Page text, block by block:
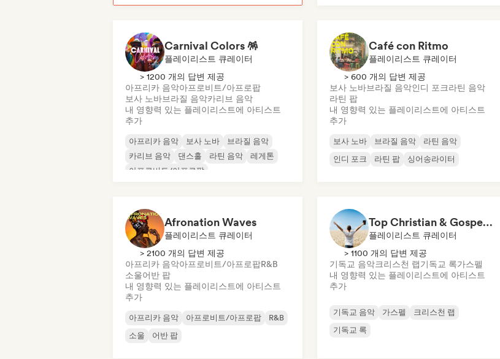
Carnival Colors 🪅
플레이리스트 큐레이터
> 1200 개의 답변 제공
아프리카 음악아프로비트/아프로팝
보사 노바브라질 음악카리브 음악
내 영향력 있는 플레이리스트에 아티스트
추가
아프리카 음악 보사 노바
브라질 음악
카리브 음악
댄스홀 라틴 음악
레게톤
아프로비트/아프로팝
Café con Ritmo
플레이리스트 큐레이터
> 600 개의 답변 제공
보사 노바브라질 음악인디 포크라틴 음악
라틴 팝
내 영향력 있는 플레이리스트에 아티스트
추가
보사 노바 브라질 음악
라틴 음악
인디 포크
라틴 팝 싱어송라이터
Afronation Waves
플레이리스트 큐레이터
> 2100 개의 답변 제공
아프리카 음악아프로비트/아프로팝R&B
소울어반 팝
내 영향력 있는 플레이리스트에 아티스트
추가
아프리카 음악 아프로비트/아프로팝
R&B
소울
어반 팝
Top Christian & Gospel for the Soul
플레이리스트 큐레이터
> 1100 개의 답변 제공
기독교 음악크리스천 랩기독교 록가스펠
내 영향력 있는 플레이리스트에 아티스트
추가
기독교 음악 가스펠
크리스천 랩
기독교 록